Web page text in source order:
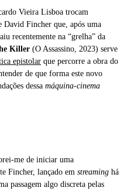
Vieira Lisboa trocam
David Fincher que, após uma
recentemente na “grelha” da
Killer (O Assassino, 2023) serve
epistolar que percorre a obra do
de que forma este novo
dessa máquina-cinema
me de iniciar uma
Fincher, lançado em streaming há
passagem algo discreta pelas